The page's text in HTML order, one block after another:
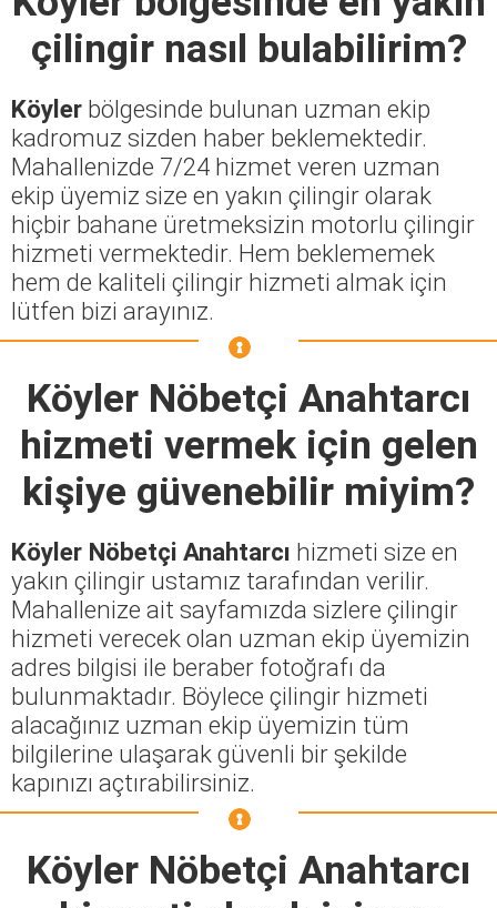
çilingir nasıl bulabilirim?
Köyler bölgesinde bulunan uzman ekip
kadromuz sizden haber beklemektedir.
Mahallenizde 7/24 hizmet veren uzman
ekip üyemiz size en yakın çilingir olarak
hiçbir bahane üretmeksizin motorlu çilingir
hizmeti vermektedir. Hem beklememek
hem de kaliteli çilingir hizmeti almak için
lütfen bizi arayınız.
Köyler Nöbetçi Anahtarcı
hizmeti vermek için gelen
kişiye güvenebilir miyim?
Köyler Nöbetçi Anahtarcı hizmeti size en
yakın çilingir ustamız tarafından verilir.
Mahallenize ait sayfamızda sizlere çilingir
hizmeti verecek olan uzman ekip üyemizin
adres bilgisi ile beraber fotoğrafı da
bulunmaktadır. Böylece çilingir hizmeti
alacağınız uzman ekip üyemizin tüm
bilgilerine ulaşarak güvenli bir şekilde
kapınızı açtırabilirsiniz.
Köyler Nöbetçi Anahtarcı